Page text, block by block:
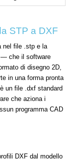
STP a DXF
nel file .stp e la
che il software
di disegno 2D,
in una forma pronta
un file .dxf standard
che aziona i
programma CAD
DXF dal modello